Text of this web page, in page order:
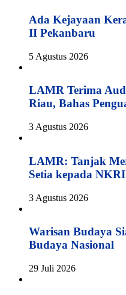
Ada Kejayaan
II Pekanbaru
5 Agustus 2026
LAMR Terima
Riau, Bahas
3 Agustus 2026
LAMR: Tanjak
Setia kepada NKRI
3 Agustus 2026
Warisan Budaya
Budaya Nasional
29 Juli 2026